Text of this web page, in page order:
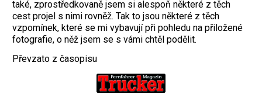
také, zprostředkovaně jsem si alespoň některé z těch
cest projel s nimi rovněž. Tak to jsou některé z těch
vzpomínek, které se mi vybavují při pohledu na přiložené
fotografie, o něž jsem se s vámi chtěl podělit.
Převzato z časopisu